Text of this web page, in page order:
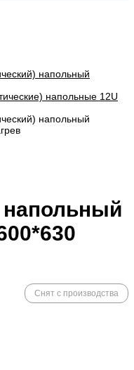
напольный
напольные 12U
напольный
напольный
Снят с производства